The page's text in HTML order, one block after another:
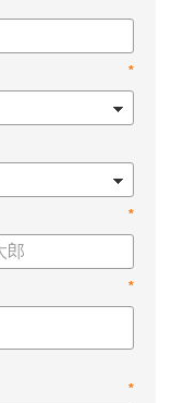
ださい。
*
*
*
*